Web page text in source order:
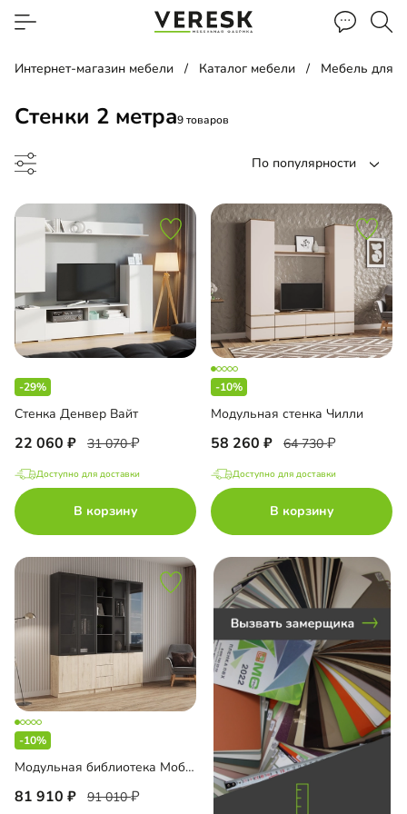
Интернет-магазин мебели Каталог мебели Мебель для
Стенки 2 метра9 товаров
По популярности
библиотека
стенка
до
до
до
-29%
Стенка Денвер Вайт
22 060 31 070
Доступно для доставки
В корзину
-10%
Модульная стенка Чилли
58 260 64 730
Доступно для доставки
В корзину
-10%
Модульная библиотека Моби-4
81 910 91 010